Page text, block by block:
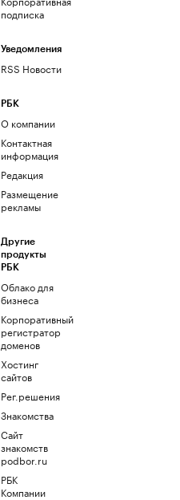
подписка
Уведомления
RSS Новости
РБК
О компании
Контактная
информация
Редакция
Размещение
рекламы
Другие
продукты
РБК
Облако для
бизнеса
Корпоративный
регистратор
доменов
Хостинг
сайтов
Рег.решения
Знакомства
Сайт
знакомств
podbor.ru
РБК
Компании